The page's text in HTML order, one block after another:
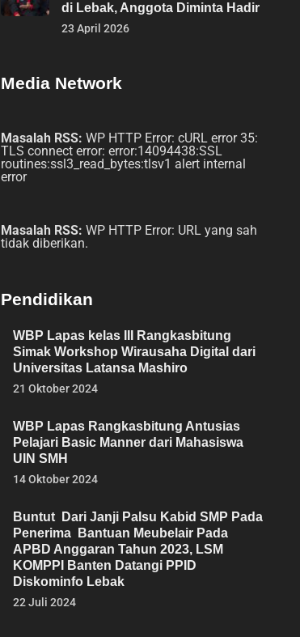
di Lebak, Anggota Diminta Hadir
23 April 2026
Media Network
Masalah RSS: WP HTTP Error: cURL error 35:
TLS connect error: error:14094438:SSL
routines:ssl3_read_bytes:tlsv1 alert internal
error
Masalah RSS: WP HTTP Error: URL yang sah
tidak diberikan.
Pendidikan
WBP Lapas kelas III Rangkasbitung
Simak Workshop Wirausaha Digital dari
Universitas Latansa Mashiro
21 Oktober 2024
WBP Lapas Rangkasbitung Antusias
Pelajari Basic Manner dari Mahasiswa
UIN SMH
14 Oktober 2024
Buntut Dari Janji Palsu Kabid SMP Pada
Penerima Bantuan Meubelair Pada
APBD Anggaran Tahun 2023, LSM
KOMPPI Banten Datangi PPID
Diskominfo Lebak
22 Juli 2024